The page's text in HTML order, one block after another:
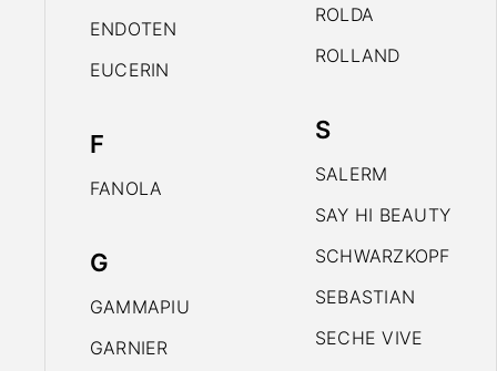
ENDOTEN
EUCERIN
F
FANOLA
G
GAMMAPIU
GARNIER
ROLDA
ROLLAND
S
SALERM
SAY HI BEAUTY
SCHWARZKOPF
SEBASTIAN
SECHE VIVE